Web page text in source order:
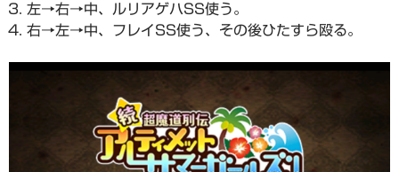
左→右→中、ルリアゲハSS使う。
右→左→中、フレイSS使う、その後ひたすら殴る。